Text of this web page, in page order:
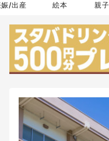
娠/出産 絵本 親